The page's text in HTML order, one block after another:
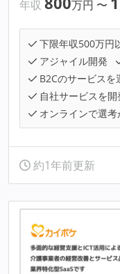
年収 万円 〜
下限年収500万円
アジャイル開発
B2Cのサービスを
自社サービスを開
オンラインで選
約1年前更新